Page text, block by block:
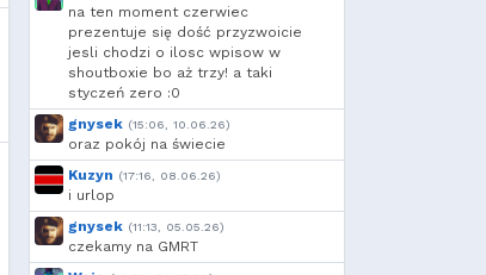
Arrekin, Voytec, szynka
moeglich, h...
na ten moment czerwiec
prezentuje się dość przyzwoicie
jesli chodzi o ilosc wpisow w
shoutboxie bo aż trzy! a taki
styczeń zero :0
gnysek (15:06, 10.06.26)
oraz pokój na świecie
Kuzyn (17:16, 08.06.26)
i urlop
gnysek (11:13, 05.05.26)
czekamy na GMRT